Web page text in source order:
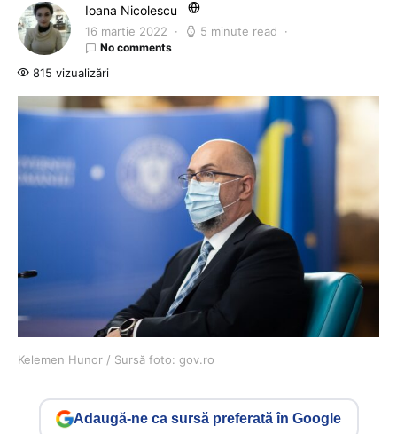
Ioana Nicolescu
16 martie 2022 5 minute read
No comments
815 vizualizări
Kelemen Hunor / Sursă foto: gov.ro
Adaugă-ne ca sursă preferată în Google